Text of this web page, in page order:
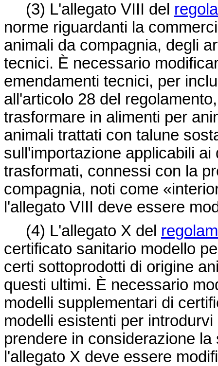
(3) L'allegato VIII del
norme riguardanti la
animali da compagnia, degli
tecnici. È necessario
emendamenti tecnici, per
all'articolo 28 del
trasformare in alimenti per
animali trattati con talune
sull'importazione applicabili
trasformati, connessi con la
compagnia, noti come
l'allegato VIII deve essere
(4) L'allegato X del
certificato sanitario modello
certi sottoprodotti di origine
questi ultimi. È necessario
modelli supplementari di
modelli esistenti per
prendere in considerazione
l'allegato X deve essere